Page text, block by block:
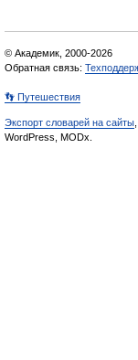
© Академик, 2000-2026
Обратная связь:
👣 Путешествия
Экспорт словарей на сайты
WordPress, MODx.